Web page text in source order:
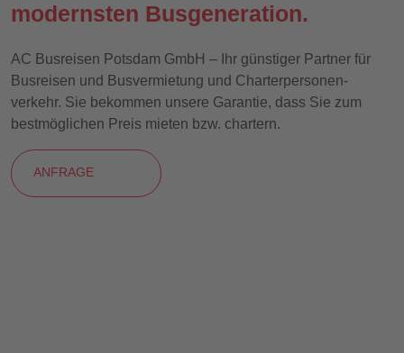
modernsten Busgeneration.
AC Busreisen Potsdam GmbH – Ihr günstiger Partner für
Busreisen und Busvermietung und Charter­personen­
verkehr. Sie bekommen unsere Garantie, dass Sie zum
bestmöglichen Preis mieten bzw. chartern.
ANFRAGE